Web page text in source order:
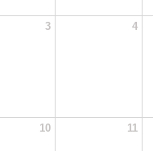
3 4
10 11